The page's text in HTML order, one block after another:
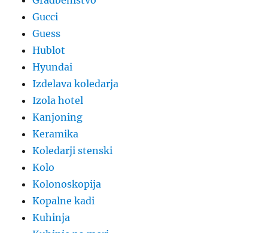
Gucci
Guess
Hublot
Hyundai
Izdelava koledarja
Izola hotel
Kanjoning
Keramika
Koledarji stenski
Kolo
Kolonoskopija
Kopalne kadi
Kuhinja